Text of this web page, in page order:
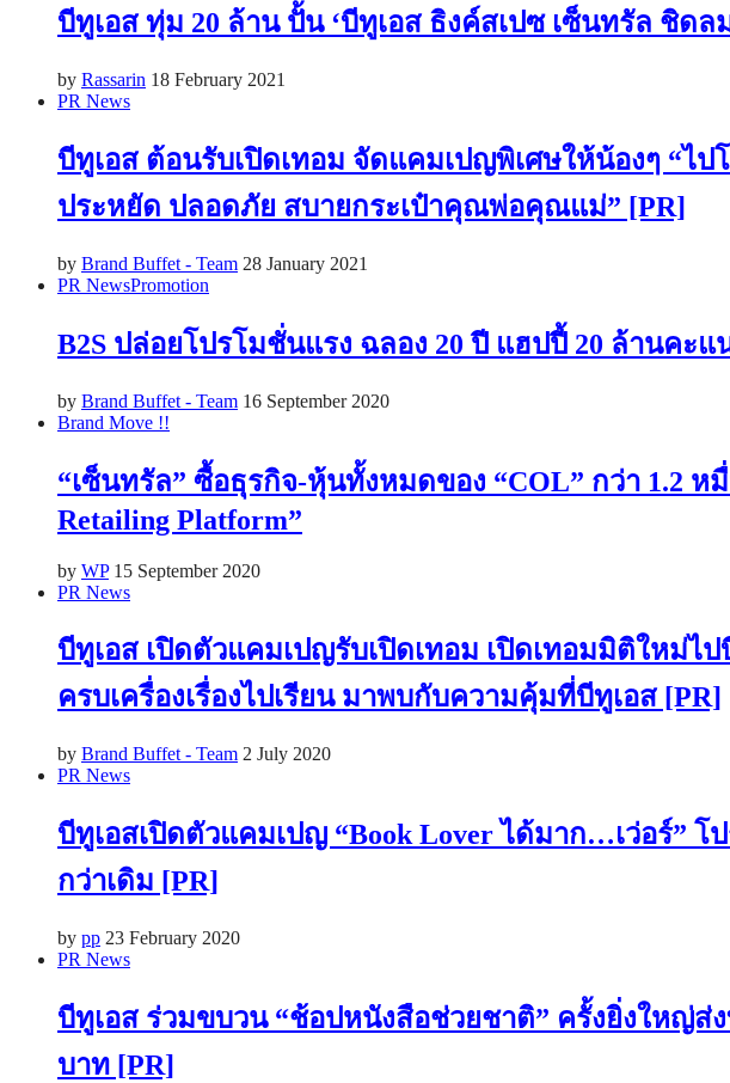
บีทูเอส ทุ่ม 20 ล้าน ปั้น ‘บีทูเอส ธิงค์สเปซ เซ็นทรัล ชิดล
by Rassarin 18 February 2021
PR News
บีทูเอส ต้อนรับเปิดเทอม จัดแคมเปญพิเศษให้น้องๆ “ไปโ
ประหยัด ปลอดภัย สบายกระเป๋าคุณพ่อคุณแม่” [PR]
by Brand Buffet - Team 28 January 2021
PR NewsPromotion
B2S ปล่อยโปรโมชั่นแรง ฉลอง 20 ปี แฮปปี้ 20 ล้านคะ
by Brand Buffet - Team 16 September 2020
Brand Move !!
“เซ็นทรัล” ซื้อธุรกิจ-หุ้นทั้งหมดของ “COL” กว่า 1.2 ห
Retailing Platform”
by WP 15 September 2020
PR News
บีทูเอส เปิดตัวแคมเปญรับเปิดเทอม เปิดเทอมมิติใหม่ไป
ครบเครื่องเรื่องไปเรียน มาพบกับความคุ้มที่บีทูเอส [PR]
by Brand Buffet - Team 2 July 2020
PR News
บีทูเอสเปิดตัวแคมเปญ “Book Lover ได้มาก…เว่อร์”
กว่าเดิม [PR]
by pp 23 February 2020
PR News
บีทูเอส ร่วมขบวน “ช้อปหนังสือช่วยชาติ” ครั้งยิ่งใหญ่ส่
บาท [PR]